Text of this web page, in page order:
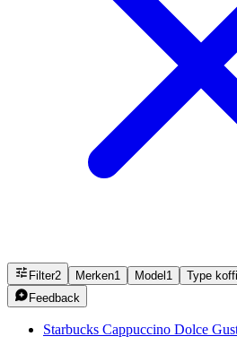
Filter2 Merken1 Model 1
Type
Feedback
Starbucks Cappuccino Dolce